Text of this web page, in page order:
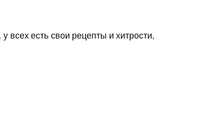
всех есть свои рецепты и хитрости,